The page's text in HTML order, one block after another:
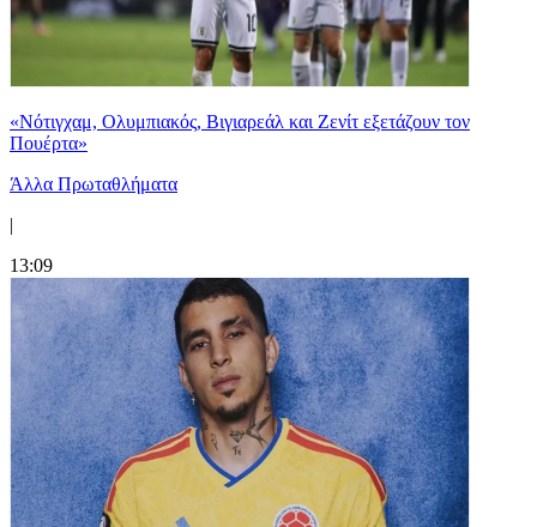
«Νότιγχαμ, Ολυμπιακός, Βιγιαρεάλ και Ζενίτ εξετάζουν τον
Πουέρτα»
Άλλα Πρωταθλήματα
|
13:09